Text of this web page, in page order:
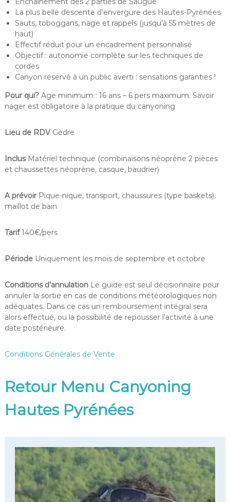
La plus belle descente d’envergure des Hautes-Pyrénées
Sauts, toboggans, nage et rappels (jusqu’à 55 mètres de
haut)
Effectif réduit pour un encadrement personnalisé
Objectif : autonomie complète sur les techniques de
cordes
Canyon réservé à un public averti : sensations garanties !
Pour qui?Age minimum : 16 ans – 6 pers maximum. Savoir
nager est obligatoire à la pratique du canyoning
Lieu de RDVGèdre
InclusMatériel technique (combinaisons néoprène 2 pièces
et chaussettes néoprène, casque, baudrier)
A prévoirPique-nique, transport, chaussures (type baskets),
maillot de bain
Tarif140€/pers
PériodeUniquement les mois de septembre et octobre
Conditions d’annulationLe guide est seul décisionnaire pour
annuler la sortie en cas de conditions météorologiques non
adéquates. Dans ce cas un remboursement intégral sera
alors effectué, ou la possibilité de repousser l’activité à une
date postérieure.
Conditions Générales de Vente
Retour Menu Canyoning
Hautes Pyrénées